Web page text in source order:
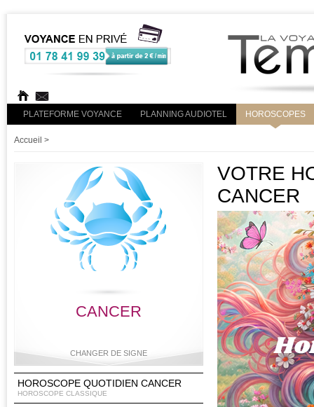
PLATEFORME VOYANCE PLANNING AUDIOTEL HOROSCOPES
Accueil >
CANCER
CHANGER DE SIGNE
HOROSCOPE QUOTIDIEN CANCER
HOROSCOPE CLASSIQUE
VOTRE
CANCER